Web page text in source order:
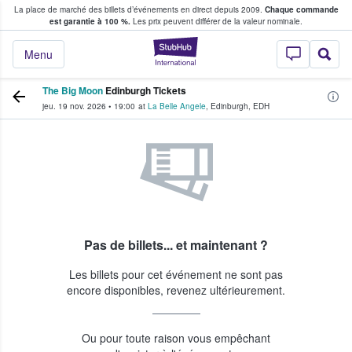
La place de marché des billets d’événements en direct depuis 2009. Chaque commande
est garantie à 100 %. Les prix peuvent différer de la valeur nominale.
StubHub - Où
Menu
fans achètent et vendent des billets
The Big Moon Edinburgh Tickets
jeu. 19 nov. 2026 • 19:00 at La Belle Angele, Edinburgh, EDH
Pas de billets... et maintenant ?
Les billets pour cet événement ne sont pas
encore disponibles, revenez ultérieurement.
Ou pour toute raison vous empêchant